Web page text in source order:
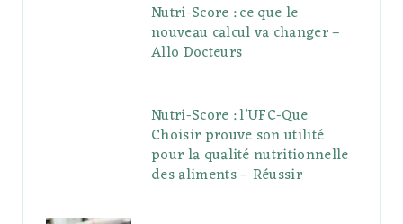
Nutri-Score : ce que le
nouveau calcul va changer –
Allo Docteurs
Nutri-Score : l’UFC-Que
Choisir prouve son utilité
pour la qualité nutritionnelle
des aliments – Réussir